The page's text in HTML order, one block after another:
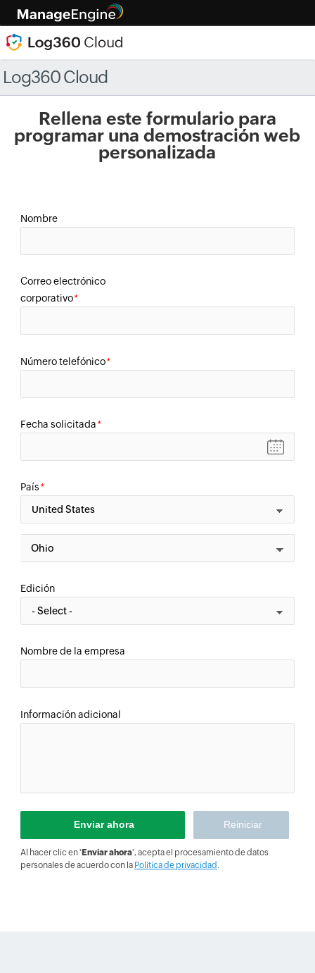
Log360 Cloud
Rellena este formulario para
programar una demostración web
personalizada
Nombre
Correo electrónico
corporativo*
Número telefónico*
Fecha solicitada*
País*
Edición
Nombre de la empresa
Información adicional
Al hacer clic en 'Enviar ahora', acepta el procesamiento de datos
personales de acuerdo con la Política de privacidad